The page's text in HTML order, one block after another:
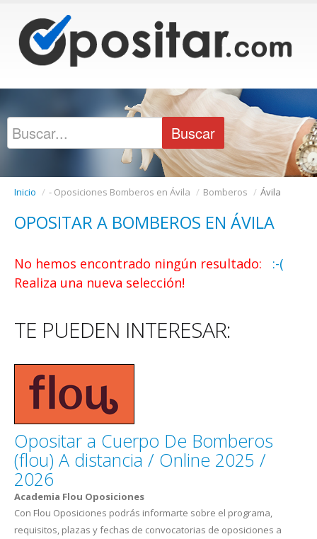
Inicio / - Oposiciones Bomberos en Ávila / Bomberos / Ávila
OPOSITAR A BOMBEROS EN ÁVILA
No hemos encontrado ningún resultado: :-(
Realiza una nueva selección!
TE PUEDEN INTERESAR:
Opositar a Cuerpo De Bomberos
(flou) A distancia / Online 2025 /
2026
Academia Flou Oposiciones
Con Flou Oposiciones podrás informarte sobre el programa,
requisitos, plazas y fechas de convocatorias de oposiciones a